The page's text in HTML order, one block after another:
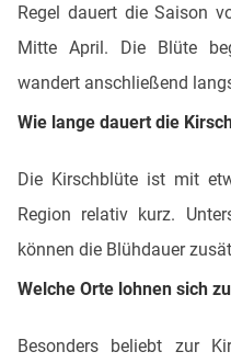
Regel dauert die Saison
Mitte April. Die Blüte
wandert anschließend
Wie lange dauert die
Die Kirschblüte ist mit
Region relativ kurz.
können die Blühdauer
Welche Orte lohnen sich
Besonders beliebt zur